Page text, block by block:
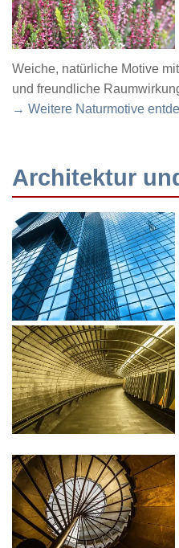
Weiche, natürliche Motive
und freundliche
→ Weitere Naturmotive
Architektur